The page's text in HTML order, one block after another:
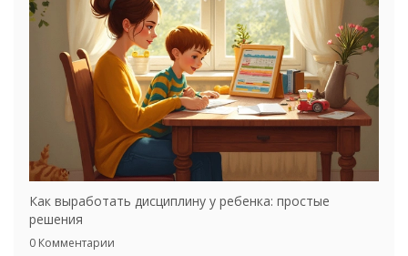
Как выработать дисциплину у ребенка: простые
решения
0 Комментарии